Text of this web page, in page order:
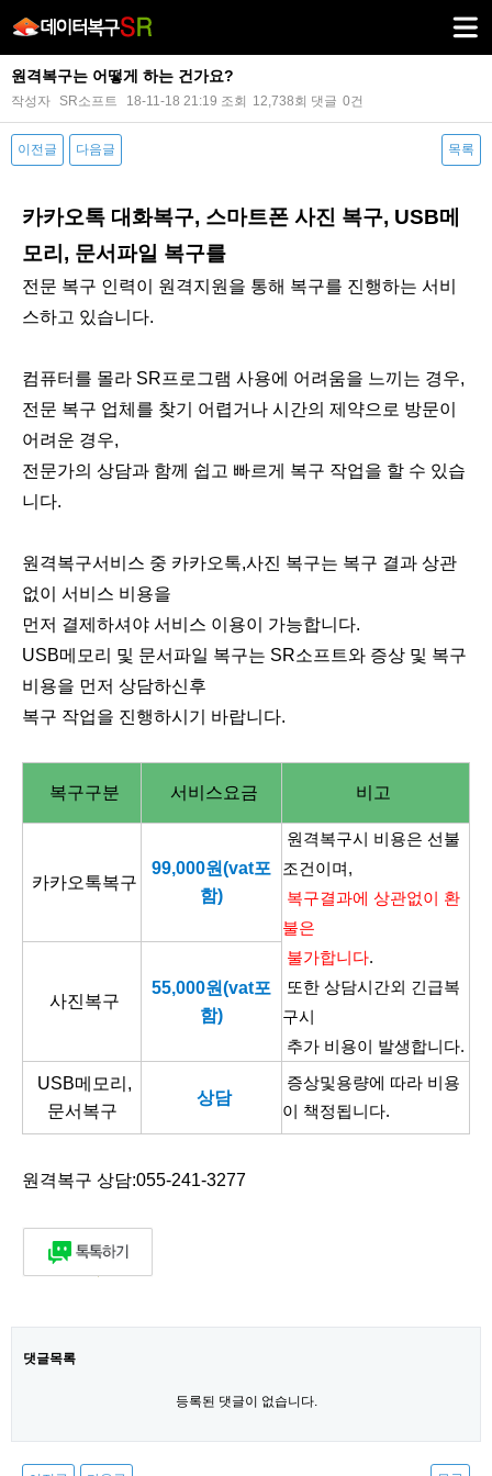
원격복구는 어떻게 하는 건가요?
작성자 SR소프트 18-11-18 21:19 조회 12,738회 댓글 0건
이전글 다음글 목록
카카오톡 대화복구, 스마트폰 사진 복구, USB메
모리, 문서파일 복구를
전문 복구 인력이 원격지원을 통해 복구를 진행하는 서비
스하고 있습니다.
컴퓨터를 몰라 SR프로그램 사용에 어려움을 느끼는 경우,
전문 복구 업체를 찾기 어렵거나 시간의 제약으로 방문이
어려운 경우,​
전문가의 상담과 함께 쉽고 빠르게 복구 작업을 할 수 있습
니다.
원격복구서비스 중 카카오톡,사진 복구는 복구 결과 상관
없이 서비스 비용을
먼저 결제하셔야 서비스 이용이 가능합니다.
USB메모리 및 문서파일 복구는 SR소프트와 증상 및 복구
비용을 먼저 상담하신후
복구 작업을 진행하시기 바랍니다.
복구구분 서비스요금 비고
카카오톡복구
99,000원(vat포
함)
원격복구시 비용은 선불
조건이며,
복구결과에 상관없이 환
불은
불가합니다.
또한 상담시간외 긴급복
구시
추가 비용이 발생합니다.
사진복구
55,000원(vat포
함)
USB메모리,
문서복구
상담
증상및용량에 따라 비용
이 책정됩니다.
원격복구 상담:055-241-3277​
댓글목록
등록된 댓글이 없습니다.